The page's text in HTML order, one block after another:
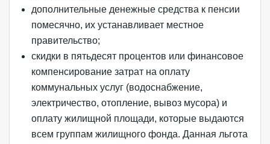
дополнительные денежные средства к пенсии
помесячно, их устанавливает местное
правительство;
скидки в пятьдесят процентов или финансовое
компенсирование затрат на оплату
коммунальных услуг (водоснабжение,
электричество, отопление, вывоз мусора) и
оплату жилищной площади, которые выдаются
всем группам жилищного фонда. Данная льгота